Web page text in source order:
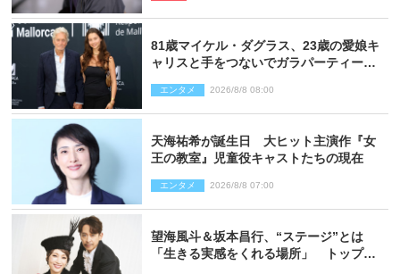
81歳マイケル・ダグラス、23歳の愛娘キ
ャリスと手をつないでガラパーティーに
エンタメ 2026/8/8 08:00
天海祐希が誕生日 大ヒット主演作『女
王の教室』児童役キャストたちの現在
エンタメ 2026/8/8 07:00
望海風斗＆坂本昌行、“ステージ”とは
「生きる実感をくれる場所」 トップを